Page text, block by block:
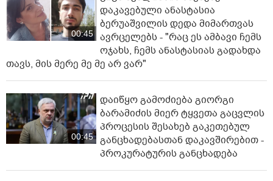
00:45
დაკავებული ანასტასია
ბერუაშვილის დედა მიმართვას
ავრცელებს - "რაც ეს ამბავი ჩემს
ოჯახს, ჩემს ანასტასიას გადახდა
თავს, მის მერე მე მე არ ვარ"
00:45
დაიწყო გამოძიება გიორგი
ბარამიძის მიერ ტყვეთა გაცვლის
პროცესის შესახებ გაკეთებულ
განცხადებასთან დაკავშირებით -
პროკურატურის განცხადება